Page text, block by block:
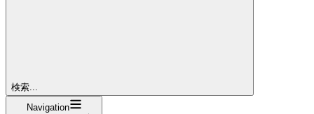
検索...
Navigation